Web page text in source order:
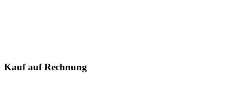
Kauf auf Rechnung